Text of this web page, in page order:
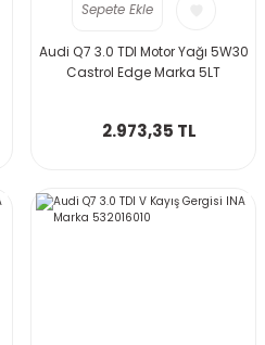
Sepete Ekle
Audi Q7 3.0 TDI Motor Yağı 5W30
Castrol Edge Marka 5LT
2.973,35 TL